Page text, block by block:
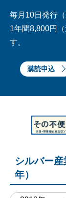
毎月10日発行
1年間8,800円
す。
購読申込
シルバー
年）